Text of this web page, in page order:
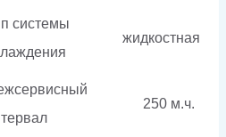
системы
жидкостная
250 м.ч.